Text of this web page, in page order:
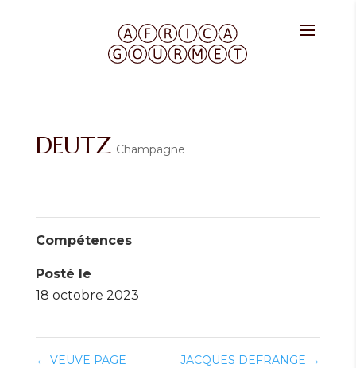
DEUTZ Champagne
Compétences
Posté le
18 octobre 2023
← VEUVE PAGE JACQUES DEFRANGE →